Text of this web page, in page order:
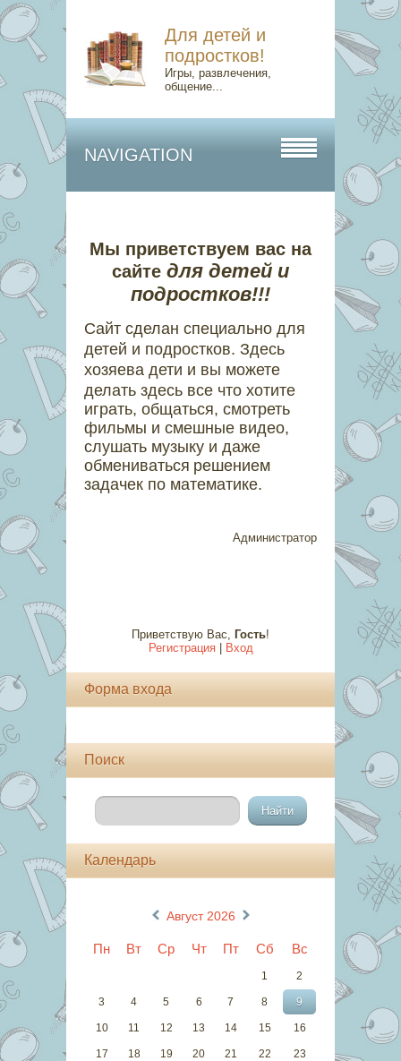
Для детей и
подростков!
Игры, развлечения,
общение...
NAVIGATION
Мы приветствуем вас на
сайте для детей и
подростков!!!
Сайт cделан специально для
детей и подростков. Здесь
хозяева дети и вы можете
делать здесь все что хотите
играть, общаться, смотреть
фильмы и смешные видео,
слушать музыку и даже
обмениваться решением
задачек по математике.
Администратор
Приветствую Вас, Гость!
Регистрация| Вход
Форма входа
Поиск
Календарь
« Август 2026 »
Пн Вт Ср Чт Пт Сб Вс
1 2
3 4 5 6 7 8 9
10 11 12 13 14 15 16
17 18 19 20 21 22 23